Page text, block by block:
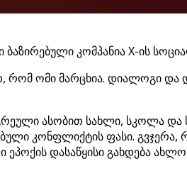
კომპანია X-ის
ომი მარცხია. დიალოგი და
ასობით სახლი, სკოლა
კონფლიქტის ფასი.
ეპოქის დასაწყისი გახდება